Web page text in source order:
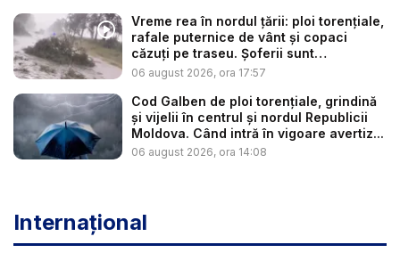
Vreme rea în nordul țării: ploi torențiale,
rafale puternice de vânt și copaci
căzuți pe traseu. Șoferii sunt
îndemnaț...
06 august 2026, ora 17:57
Cod Galben de ploi torențiale, grindină
și vijelii în centrul și nordul Republicii
Moldova. Când intră în vigoare avertiz...
06 august 2026, ora 14:08
Internațional